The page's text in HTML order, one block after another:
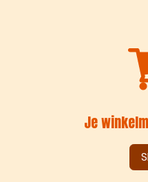
Je